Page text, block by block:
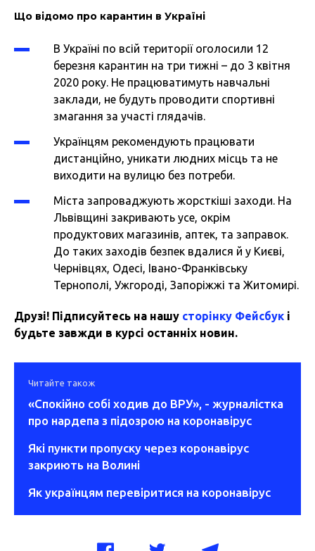
Що відомо про карантин в Україні
В Україні по всій території оголосили 12
березня карантин на три тижні – до 3 квітня
2020 року. Не працюватимуть навчальні
заклади, не будуть проводити спортивні
змагання за участі глядачів.
Українцям рекомендують працювати
дистанційно, уникати людних місць та не
виходити на вулицю без потреби.
Міста запроваджують жорсткіші заходи. На
Львівщині закривають усе, окрім
продуктових магазинів, аптек, та заправок.
До таких заходів безпек вдалися й у Києві,
Чернівцях, Одесі, Івано-Франківську
Тернополі, Ужгороді, Запоріжжі та Житомирі.
Друзі! Підписуйтесь на нашу сторінку Фейсбук і
будьте завжди в курсі останніх новин.
Читайте також
«Спокійно собі ходив до ВРУ», - журналістка
про нардепа з підозрою на коронавірус
Які пункти пропуску через коронавірус
закриють на Волині
Як українцям перевіритися на коронавірус